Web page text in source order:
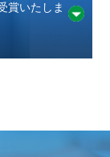
賞いたしま